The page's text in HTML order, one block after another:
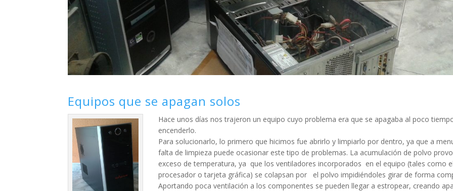
Equipos que se apagan solos
Hace unos días nos trajeron un equipo cuyo problema era que se apagaba al poco
encenderlo.
Para solucionarlo, lo primero que hicimos fue abrirlo y limpiarlo por dentro, ya que a
falta de limpieza puede ocasionar este tipo de problemas. La acumulación de polvo
exceso de temperatura, ya que los ventiladores incorporados en el equipo (tales como
procesador o tarjeta gráfica) se colapsan por el polvo impidiéndoles girar de forma
Aportando poca ventilación a los componentes se pueden llegar a estropear, creando